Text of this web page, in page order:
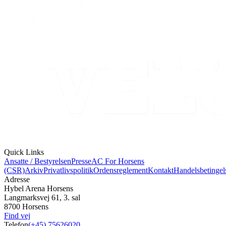
Quick Links
Ansatte / BestyrelsenPresseAC For Horsens
(CSR)ArkivPrivatlivspolitikOrdensreglementKontakt
Adresse
Hybel Arena Horsens
Langmarksvej 61, 3. sal
8700 Horsens
Find vej